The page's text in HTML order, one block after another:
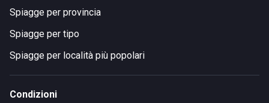
Spiagge per provincia
Spiagge per tipo
Spiagge per località più popolari
Condizioni